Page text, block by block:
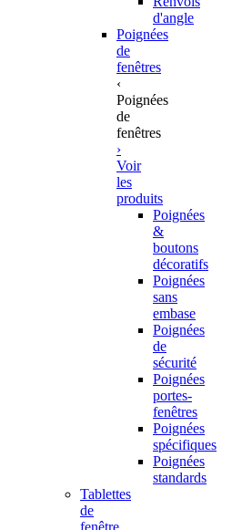
d'angle
Poignées
de
fenêtres
‹
Poignées
de
fenêtres
›
Voir
les
produits
Poignées
&
boutons
décoratifs
Poignées
sans
embase
Poignées
de
sécurité
Poignées
portes-
fenêtres
Poignées
spécifiques
Poignées
standards
Tablettes
de
fenêtre